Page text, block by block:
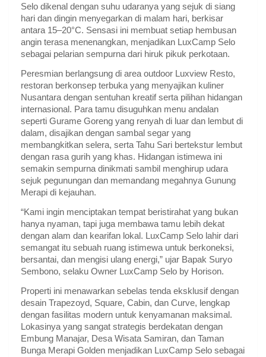
Selo dikenal dengan suhu udaranya yang sejuk di siang
hari dan dingin menyegarkan di malam hari, berkisar
antara 15–20°C. Sensasi ini membuat setiap hembusan
angin terasa menenangkan, menjadikan LuxCamp Selo
sebagai pelarian sempurna dari hiruk pikuk perkotaan.
Peresmian berlangsung di area outdoor Luxview Resto,
restoran berkonsep terbuka yang menyajikan kuliner
Nusantara dengan sentuhan kreatif serta pilihan hidangan
internasional. Para tamu disuguhkan menu andalan
seperti Gurame Goreng yang renyah di luar dan lembut di
dalam, disajikan dengan sambal segar yang
membangkitkan selera, serta Tahu Sari bertekstur lembut
dengan rasa gurih yang khas. Hidangan istimewa ini
semakin sempurna dinikmati sambil menghirup udara
sejuk pegunungan dan memandang megahnya Gunung
Merapi di kejauhan.
“Kami ingin menciptakan tempat beristirahat yang bukan
hanya nyaman, tapi juga membawa tamu lebih dekat
dengan alam dan kearifan lokal. LuxCamp Selo lahir dari
semangat itu sebuah ruang istimewa untuk berkoneksi,
bersantai, dan mengisi ulang energi,” ujar Bapak Suryo
Sembono, selaku Owner LuxCamp Selo by Horison.
Properti ini menawarkan sebelas tenda eksklusif dengan
desain Trapezoyd, Square, Cabin, dan Curve, lengkap
dengan fasilitas modern untuk kenyamanan maksimal.
Lokasinya yang sangat strategis berdekatan dengan
Embung Manajar, Desa Wisata Samiran, dan Taman
Bunga Merapi Golden menjadikan LuxCamp Selo sebagai